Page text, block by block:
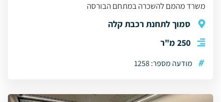
משרד מהמם להשכרה במתחם הבורסה
סמוך לתחנת רכבת קלה
250 מ"ר
# מודעה מספר: 1258